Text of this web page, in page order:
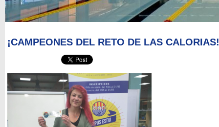
¡CAMPEONES DEL RETO DE LAS CALORIAS!